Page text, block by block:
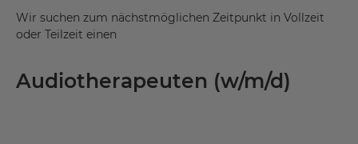
Wir suchen zum nächstmöglichen Zeitpunkt in Vollzeit
oder Teilzeit einen
Audiotherapeuten (w/m/d)